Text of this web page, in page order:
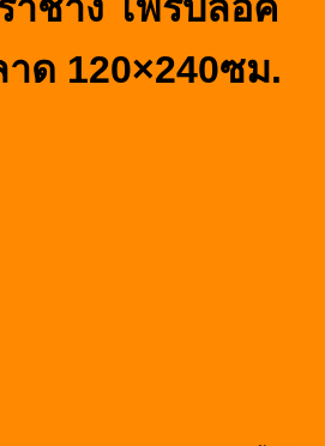
ช้าง ไฟร์บล็อค
ด 120×240ซม.